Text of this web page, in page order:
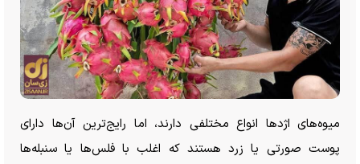
میوه‌های اژد‌ها انواع مختلفی دارند، اما رایج‌ترین آن‌ها دارای
پوست صورتی یا زرد هستند که اغلب با فلس‌ها یا سنبله‌ها